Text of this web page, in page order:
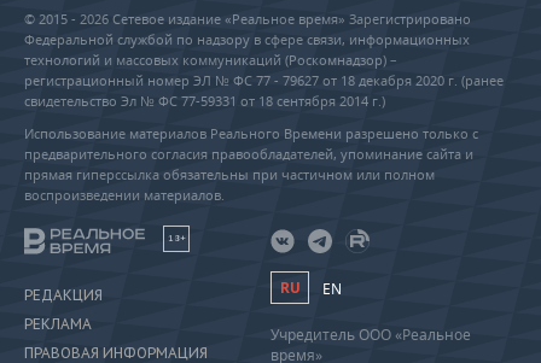
© 2015 - 2026 Сетевое издание «Реальное время» Зарегистрировано
Федеральной службой по надзору в сфере связи, информационных
технологий и массовых коммуникаций (Роскомнадзор) –
регистрационный номер ЭЛ № ФС 77 - 79627 от 18 декабря 2020 г. (ранее
свидетельство Эл № ФС 77-59331 от 18 сентября 2014 г.)
Использование материалов Реального Времени разрешено только с
предварительного согласия правообладателей, упоминание сайта и
прямая гиперссылка обязательны при частичном или полном
воспроизведении материалов.
18+
РЕДАКЦИЯ
РЕКЛАМА
ПРАВОВАЯ ИНФОРМАЦИЯ
RU EN
Учредитель ООО «Реальное
время»